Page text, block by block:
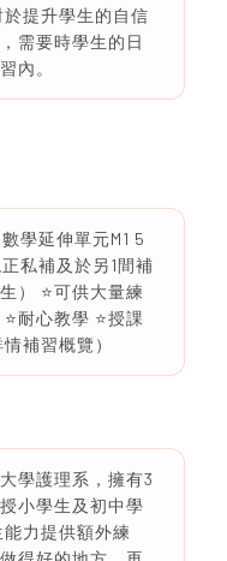
提升學生的自信
需要時學生的日
內。
學延伸單元M1 5
私補及於另1間補
） ⭐️可供大量練
耐心教學 ⭐️授課
補習概覽）
學護理系，擁有3
小學生及初中學
力提供額外練